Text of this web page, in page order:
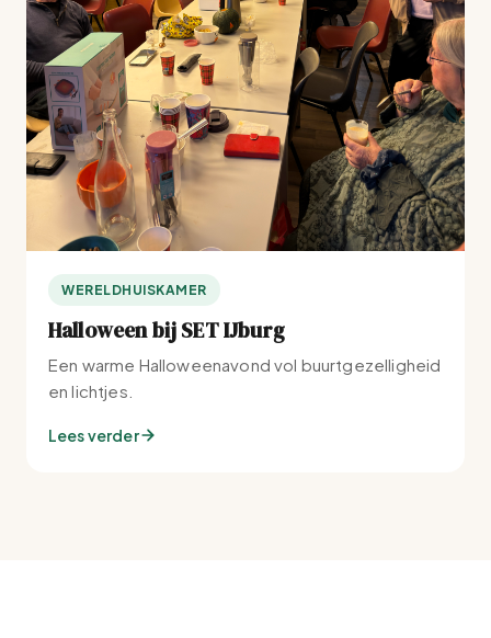
WERELDHUISKAMER
Halloween bij SET IJburg
Een warme Halloweenavond vol buurtgezelligheid
en lichtjes.
Lees verder